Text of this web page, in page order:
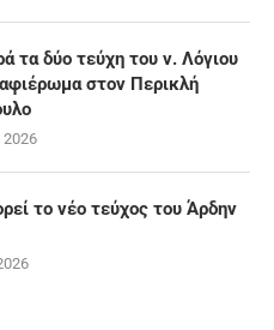
τα δύο τεύχη του ν. Λόγιου
στον Περικλή
2026
το νέο τεύχος του Άρδην